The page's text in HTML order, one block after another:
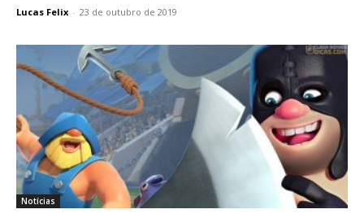
Lucas Felix - 23 de outubro de 2019
Notícias